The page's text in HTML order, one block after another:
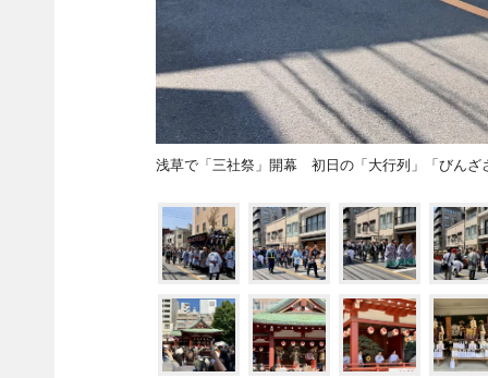
浅草で「三社祭」開幕 初日の「大行列」「びんざ